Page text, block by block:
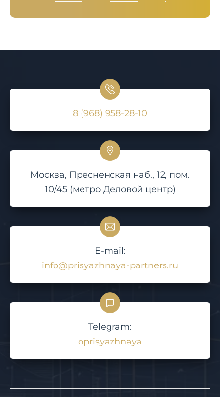
8 (968) 958-28-10
Москва, Пресненская наб., 12, пом.
10/45 (метро Деловой центр)
E-mail:
info@prisyazhnaya-partners.ru
Telegram:
oprisyazhnaya